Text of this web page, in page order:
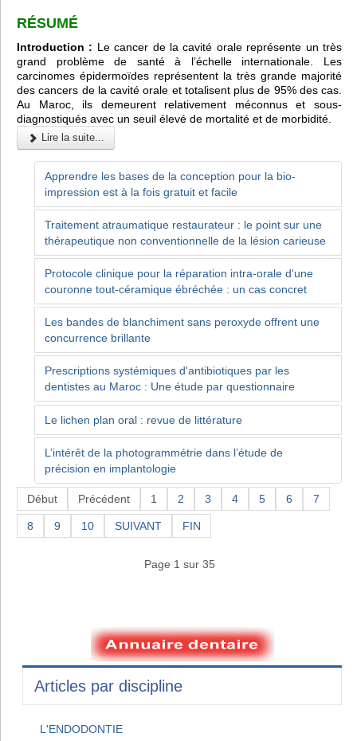
RÉSUMÉ
Introduction : Le cancer de la cavité orale représente un très
grand problème de santé à l’échelle internationale. Les
carcinomes épidermoïdes représentent la très grande majorité
des cancers de la cavité orale et totalisent plus de 95% des cas.
Au Maroc, ils demeurent relativement méconnus et sous-
diagnostiqués avec un seuil élevé de mortalité et de morbidité.
Lire la suite...
Apprendre les bases de la conception pour la bio-
impression est à la fois gratuit et facile
Traitement atraumatique restaurateur : le point sur une
thérapeutique non conventionnelle de la lésion carieuse
Protocole clinique pour la réparation intra-orale d'une
couronne tout-céramique ébréchée : un cas concret
Les bandes de blanchiment sans peroxyde offrent une
concurrence brillante
Prescriptions systémiques d'antibiotiques par les
dentistes au Maroc : Une étude par questionnaire
Le lichen plan oral : revue de littérature
L’intérêt de la photogrammétrie dans l’étude de
précision en implantologie
Début Précédent 1 2 3 4 5 6 7
8 9 10 SUIVANT FIN
Page 1 sur 35
Articles par discipline
L'ENDODONTIE